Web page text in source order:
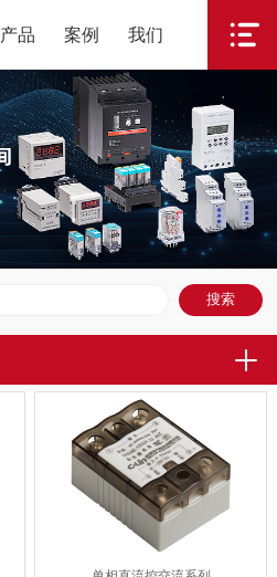
产品 案例 我们